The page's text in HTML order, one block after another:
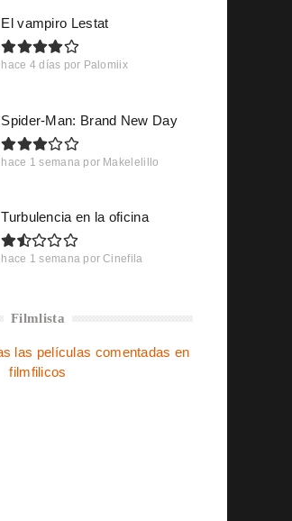
El vampiro Lestat
hace 4 días por Palomiix
Spider-Man: Brand New Day
hace 1 semana por Makelelillo
Turbulencia en la oficina
hace 1 semana por Cinefila
Filmlista